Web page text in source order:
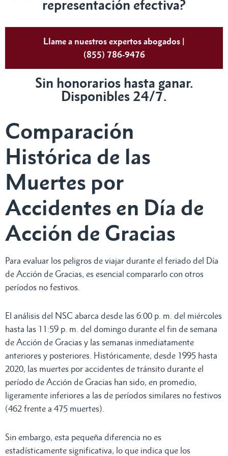
representación efectiva?
Llame a nuestros expertos abogados |
(855) 786-9476
Sin honorarios hasta ganar.
Disponibles 24/7.
Comparación
Histórica de las
Muertes por
Accidentes en Día de
Acción de Gracias
Para evaluar los peligros de viajar durante el feriado del Día
de Acción de Gracias, es esencial compararlo con otros
períodos no festivos.
El análisis del NSC abarca desde las 6:00 p. m. del miércoles
hasta las 11:59 p. m. del domingo durante el fin de semana
de Acción de Gracias y las semanas inmediatamente
anteriores y posteriores. Históricamente, desde 1995 hasta
2020, las muertes por accidentes de tránsito durante el
período de Acción de Gracias han sido, en promedio,
ligeramente inferiores a las de períodos similares no festivos
(462 frente a 475 muertes).
Sin embargo, esta pequeña diferencia no es
estadísticamente significativa, lo que indica que los